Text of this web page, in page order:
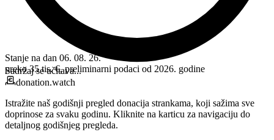
Sadržaj se učitava...
Stanje na dan 06. 08. 26.
preko 35 tis. €, preliminarni podaci od 2026. godine
donation.watch
Istražite naš godišnji pregled donacija strankama, koji sažima sve
doprinose za svaku godinu. Kliknite na karticu za navigaciju do
detaljnog godišnjeg pregleda.